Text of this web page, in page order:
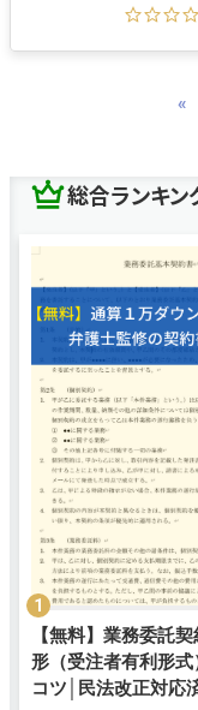
SI
ソフトウ
プログラ
«
総合ランキン
【無料】業務委託
形（受注者有利形
コツ│民法改正対応